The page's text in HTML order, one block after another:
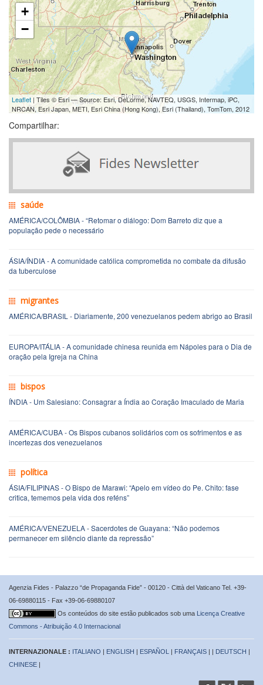
+
−
Leaflet | Tiles © Esri — Source: Esri, DeLorme, NAVTEQ, USGS, Intermap, iPC,
NRCAN, Esri Japan, METI, Esri China (Hong Kong), Esri (Thailand), TomTom, 2012
Compartilhar:
saúde
AMÉRICA/COLÔMBIA - “Retomar o diálogo: Dom Barreto diz que a
população pede o necessário
ÁSIA/ÍNDIA - A comunidade católica comprometida no combate da difusão
da tuberculose
migrantes
AMÉRICA/BRASIL - Diariamente, 200 venezuelanos pedem abrigo ao Brasil
EUROPA/ITÁLIA - A comunidade chinesa reunida em Nápoles para o Dia de
oração pela Igreja na China
bispos
ÍNDIA - Um Salesiano: Consagrar a Índia ao Coração Imaculado de Maria
AMÉRICA/CUBA - Os Bispos cubanos solidários com os sofrimentos e as
incertezas dos venezuelanos
política
ÁSIA/FILIPINAS - O Bispo de Marawi: “Apelo em vídeo do Pe. Chito: fase
critica, tememos pela vida dos reféns”
AMÉRICA/VENEZUELA - Sacerdotes de Guayana: “Não podemos
permanecer em silêncio diante da repressão”
Agenzia Fides - Palazzo “de Propaganda Fide” - 00120 - Città del Vaticano Tel. +39-
06-69880115 - Fax +39-06-69880107
Os conteúdos do site estão publicados sob uma Licença Creative
Commons - Atribuição 4.0 Internacional
INTERNAZIONALE : ITALIANO | ENGLISH | ESPAÑOL | FRANÇAIS | | DEUTSCH |
CHINESE |